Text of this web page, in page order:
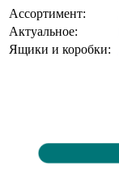
Ассортимент:
Актуальное:
Ящики и коробки: